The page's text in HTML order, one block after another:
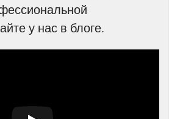
у нас в блоге.